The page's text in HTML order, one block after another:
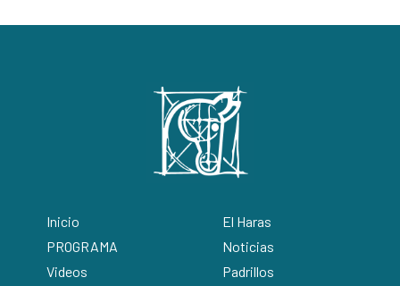
Inicio
El Haras
PROGRAMA
Noticias
Videos
Padrillos